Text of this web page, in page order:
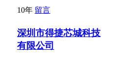
10年 留言
深圳市得捷芯城科技
有限公司